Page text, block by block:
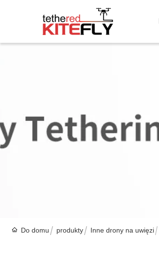
Do domu produkty Inne drony na uwięzi